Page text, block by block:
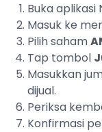
Buka aplikasi
Masuk ke
Pilih saham
Tap tombol
Masukkan
dijual.
Periksa
Konfirmasi